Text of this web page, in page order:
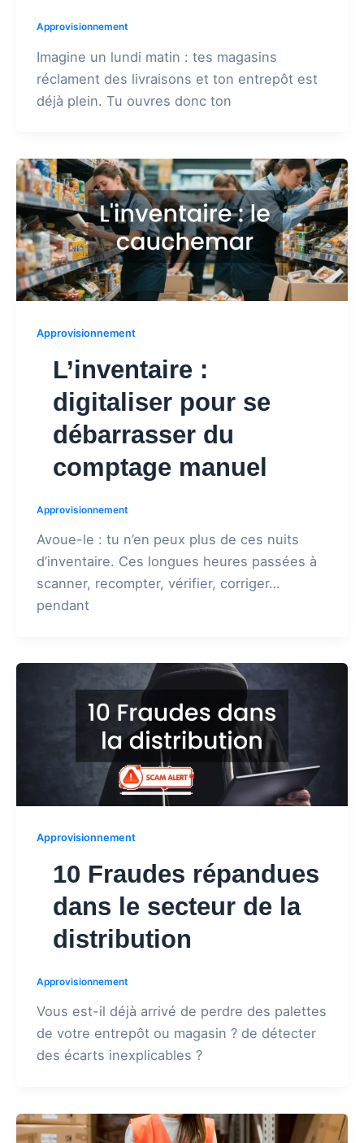
Approvisionnement
Imagine un lundi matin : tes magasins
réclament des livraisons et ton entrepôt est
déjà plein. Tu ouvres donc ton
Approvisionnement
L’inventaire :
digitaliser pour se
débarrasser du
comptage manuel
Approvisionnement
Avoue-le : tu n’en peux plus de ces nuits
d’inventaire. Ces longues heures passées à
scanner, recompter, vérifier, corriger…
pendant
Approvisionnement
10 Fraudes répandues
dans le secteur de la
distribution
Approvisionnement
Vous est-il déjà arrivé de perdre des palettes
de votre entrepôt ou magasin ? de détecter
des écarts inexplicables ?